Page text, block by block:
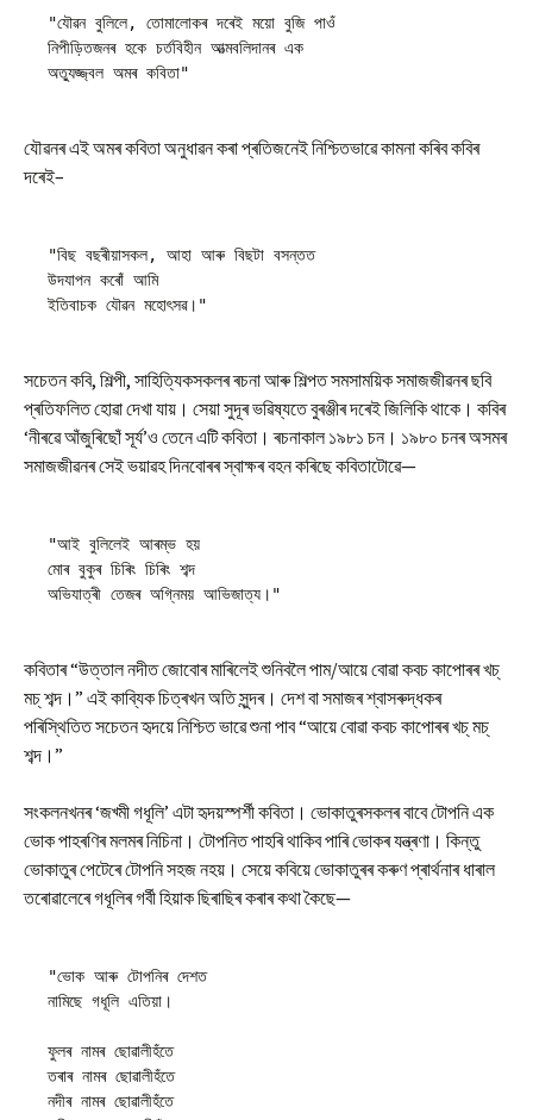
"যৌৱন বুলিলে, তোমালোকৰ দৰেই ময়ো বুজি পাওঁ
নিপীড়িতজনৰ হকে চৰ্তবিহীন আত্মবলিদানৰ এক
অত্যুজ্জ্বল অমৰ কবিতা"
যৌৱনৰ এই অমৰ কবিতা অনুধাৱন কৰা প্ৰতিজনেই নিশ্চিতভাৱে কামনা কৰিব কবিৰ
দৰেই–
"বিছ বছৰীয়াসকল, আহা আৰু বিছটা বসন্তত
উদযাপন কৰোঁ আমি
ইতিবাচক যৌৱন মহোৎসৱ।"
সচেতন কবি, শিল্পী, সাহিত্যিকসকলৰ ৰচনা আৰু শিল্পত সমসাময়িক সমাজজীৱনৰ ছবি
প্ৰতিফলিত হোৱা দেখা যায়। সেয়া সুদূৰ ভৱিষ্যতে বুৰঞ্জীৰ দৰেই জিলিকি থাকে। কবিৰ
‘নীৰৱে আঁজুৰিছোঁ সূৰ্য’ও তেনে এটি কবিতা। ৰচনাকাল ১৯৮১ চন। ১৯৮০ চনৰ অসমৰ
সমাজজীৱনৰ সেই ভয়াৱহ দিনবোৰৰ স্বাক্ষৰ বহন কৰিছে কবিতাটোৱে—
"আই বুলিলেই আৰম্ভ হয়
মোৰ বুকুৰ চিৰিং চিৰিং শব্দ
অভিযাত্ৰী তেজৰ অগ্নিময় আভিজাত্য।"
কবিতাৰ “উত্তাল নদীত জোবোৰ মাৰিলেই শুনিবলৈ পাম/আয়ে বোৱা কবচ কাপোৰৰ খচ্
মচ্ শব্দ।” এই কাব্যিক চিত্ৰখন অতি সুন্দৰ। দেশ বা সমাজৰ শ্বাসৰুদ্ধকৰ
পৰিস্থিতিত সচেতন হৃদয়ে নিশ্চিত ভাৱে শুনা পাব “আয়ে বোৱা কবচ কাপোৰৰ খচ্ মচ্
শব্দ।”
সংকলনখনৰ ‘জখ্মী গধূলি’ এটা হৃদয়স্পৰ্শী কবিতা। ভোকাতুৰসকলৰ বাবে টোপনি এক
ভোক পাহৰণিৰ মলমৰ নিচিনা। টোপনিত পাহৰি থাকিব পাৰি ভোকৰ যন্ত্ৰণা। কিন্তু
ভোকাতুৰ পেটেৰে টোপনি সহজ নহয়। সেয়ে কবিয়ে ভোকাতুৰৰ কৰুণ প্ৰাৰ্থনাৰ ধাৰাল
তৰোৱালেৰে গধূলিৰ গৰ্বী হিয়াক ছিৰাছিৰ কৰাৰ কথা কৈছে—
"ভোক আৰু টোপনিৰ দেশত
নামিছে গধূলি এতিয়া।
ফুলৰ নামৰ ছোৱালীহঁতে
তৰাৰ নামৰ ছোৱালীহঁতে
নদীৰ নামৰ ছোৱালীহঁতে